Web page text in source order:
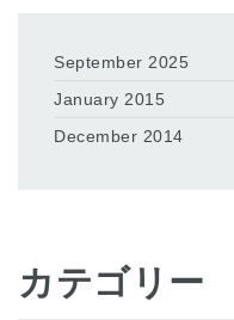
September 2025
January 2015
December 2014
カテゴリー